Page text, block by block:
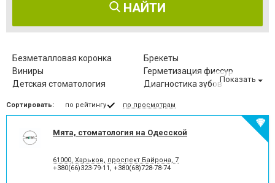
НАЙТИ
Безметалловая коронка
Брекеты
Виниры
Герметизация фиссур
Детская стоматология
Диагностика зубов
Исправление диастемы
Клиновидный дефект зубов
зубов
Коронка
Лазерное отбеливание
Лазеротерапия в
Показать
Сортировать: по рейтингу по просмотрам
Мята, стоматология на Одесской
61000, Харьков, проспект Байрона, 7
+380(66)323-79-11 , +380(68)728-78-74